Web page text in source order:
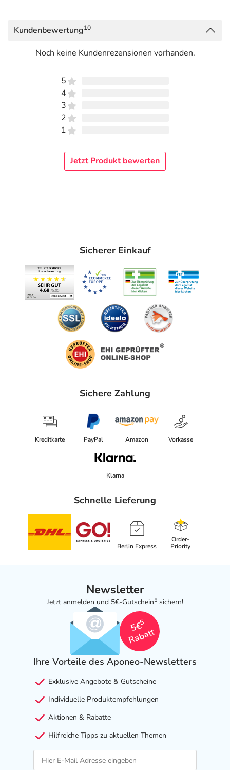
Kundenbewertung10
Noch keine Kundenrezensionen vorhanden.
5
4
3
2
1
Jetzt Produkt bewerten
Sicherer Einkauf
Sichere Zahlung
Kreditkarte PayPal Amazon Vorkasse
Klarna
Schnelle Lieferung
Berlin Express
Order-
Priority
Newsletter
Jetzt anmelden und 5€-Gutschein5 sichern!
5€
5
Rabatt
Ihre Vorteile des Aponeo-Newsletters
Exklusive Angebote & Gutscheine
Individuelle Produktempfehlungen
Aktionen & Rabatte
Hilfreiche Tipps zu aktuellen Themen